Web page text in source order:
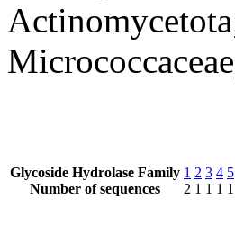
Glycoside Hydrolase Family
Number of sequences
1
2
2
1
3
1
4
1
5
1